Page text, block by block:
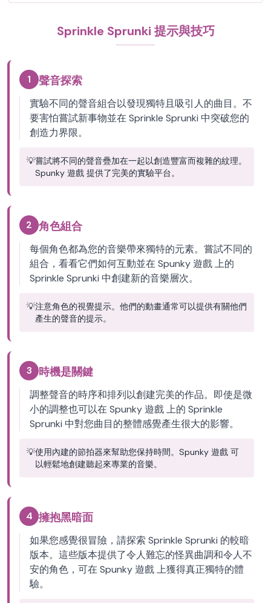
Sprinkle Sprunki 提示與技巧
1 聲音探索
實驗不同的聲音組合以發現獨特且吸引人的曲目。不
要害怕嘗試新事物並在 Sprinkle Sprunki 中突破您的
創造力界限。
💡嘗試將不同的聲音疊加在一起以創造豐富而複雜的紋理。
Spunky 遊戲 提供了完美的實驗平台。
2 角色組合
每個角色都為您的音樂帶來獨特的元素。嘗試不同的
組合，看看它們如何互動並在 Spunky 遊戲 上的
Sprinkle Sprunki 中創建新的音樂層次。
💡注意角色的視覺提示。他們的動畫通常可以提供有關他們
產生的聲音的提示。
3 時機是關鍵
調整聲音的時序和排列以創建完美的作品。即使是微
小的調整也可以在 Spunky 遊戲 上的 Sprinkle
Sprunki 中對您曲目的整體感覺產生很大的影響。
💡使用內建的節拍器來幫助您保持時間。Spunky 遊戲 可
以輕鬆地創建聽起來專業的音樂。
4 擁抱黑暗面
如果您感覺很冒險，請探索 Sprinkle Sprunki 的較暗
版本。這些版本提供了令人難忘的怪異曲調和令人不
安的角色，可在 Spunky 遊戲 上獲得真正獨特的體
驗。